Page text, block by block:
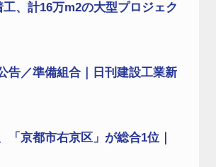
、計16万m2の大型プロジェク
告／準備組合｜日刊建設工業新
京都市右京区」が総合1位｜